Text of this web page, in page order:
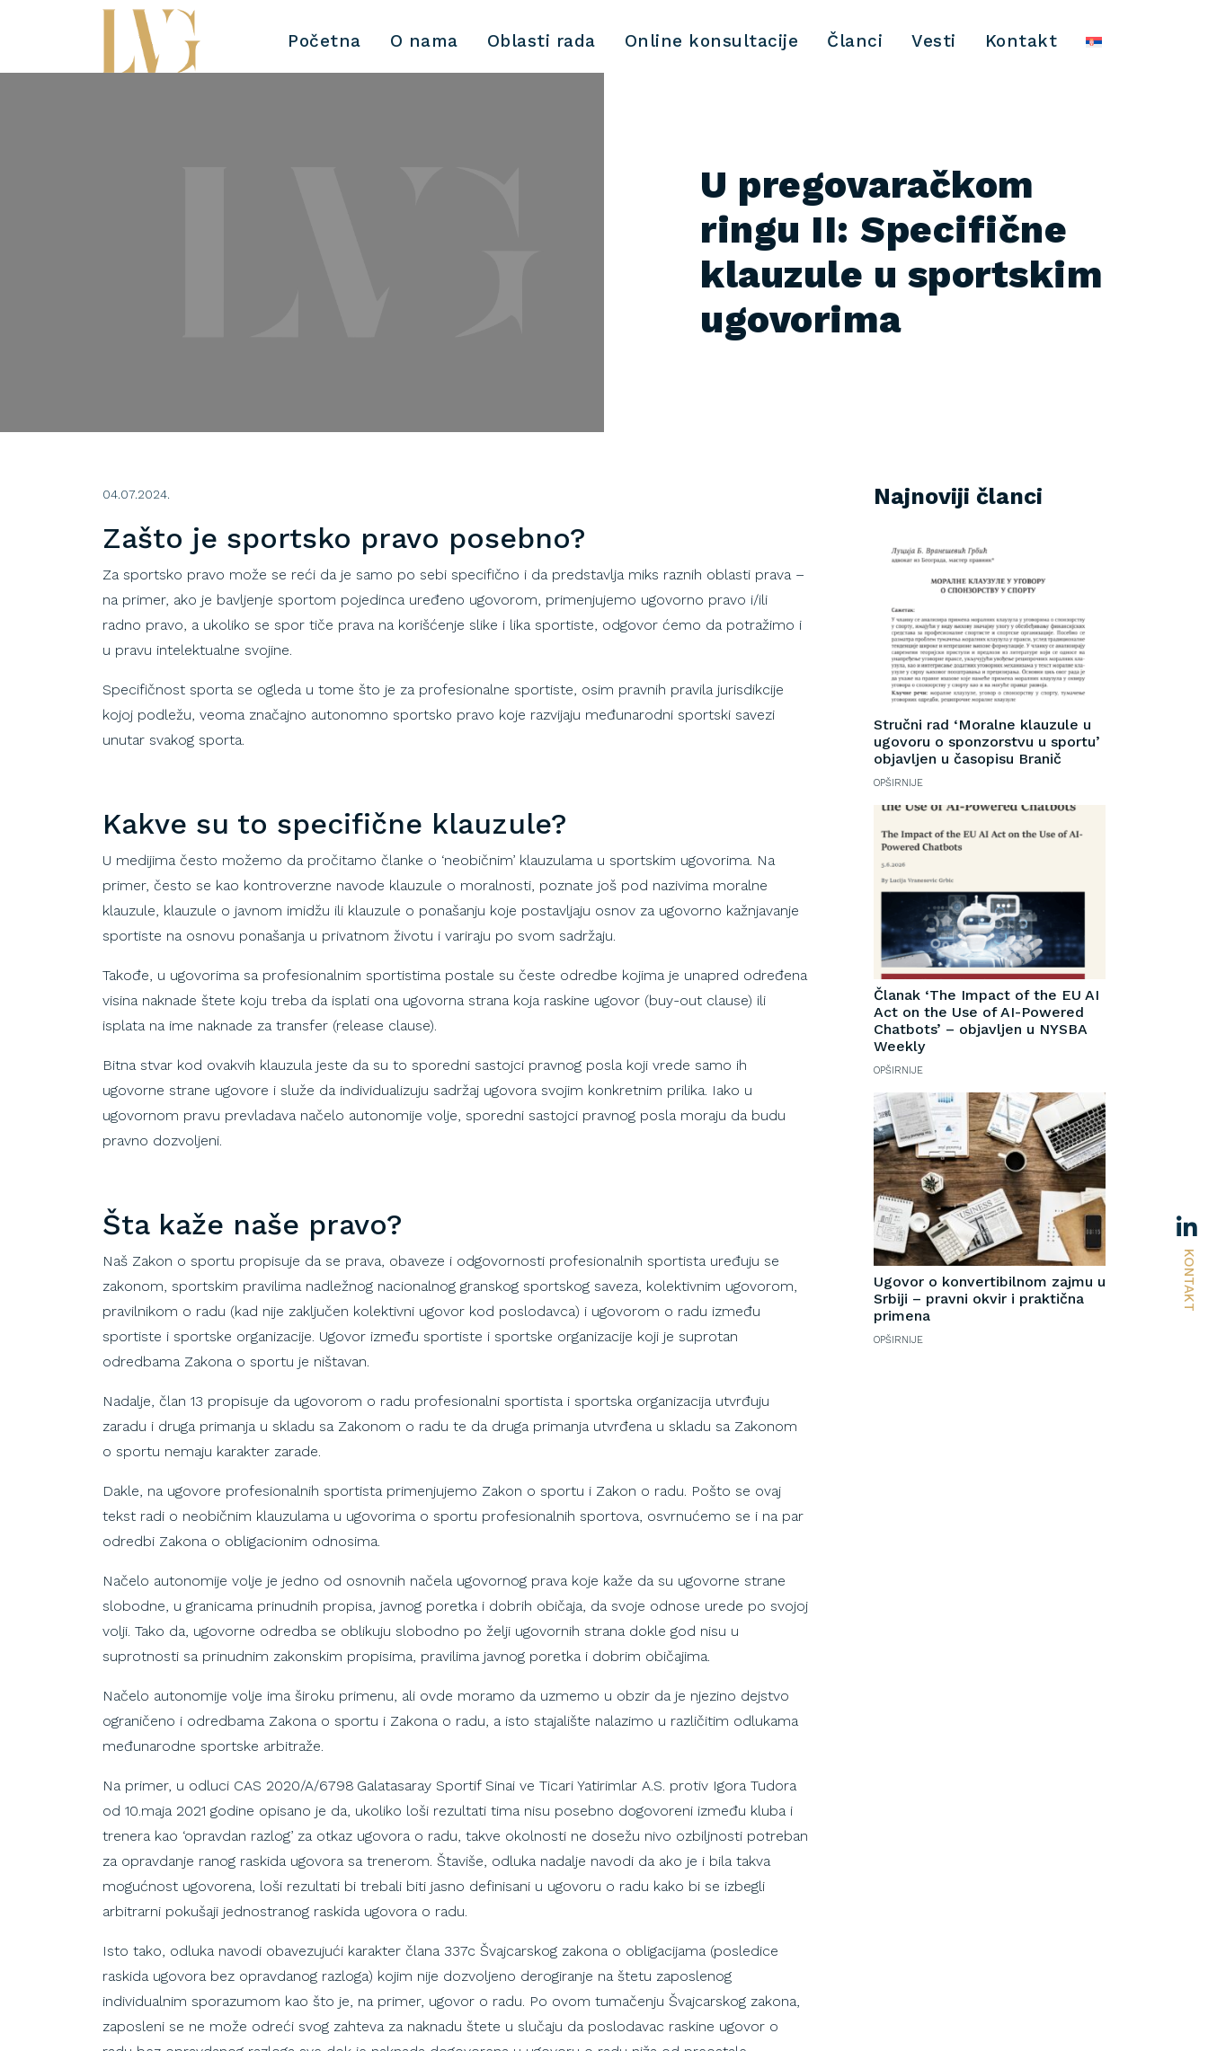
KONTAKT
Početna O nama Oblasti rada Online konsultacije Članci Vesti Kontakt
U pregovaračkom
ringu II: Specifične
klauzule u sportskim
ugovorima
04.07.2024.
Zašto je sportsko pravo posebno?
Za sportsko pravo može se reći da je samo po sebi specifično i da predstavlja miks raznih oblasti prava –
na primer, ako je bavljenje sportom pojedinca uređeno ugovorom, primenjujemo ugovorno pravo i/ili
radno pravo, a ukoliko se spor tiče prava na korišćenje slike i lika sportiste, odgovor ćemo da potražimo i
u pravu intelektualne svojine.
Specifičnost sporta se ogleda u tome što je za profesionalne sportiste, osim pravnih pravila jurisdikcije
kojoj podležu, veoma značajno autonomno sportsko pravo koje razvijaju međunarodni sportski savezi
unutar svakog sporta.
Kakve su to specifične klauzule?
U medijima često možemo da pročitamo članke o ‘neobičnim’ klauzulama u sportskim ugovorima. Na
primer, često se kao kontroverzne navode klauzule o moralnosti, poznate još pod nazivima moralne
klauzule, klauzule o javnom imidžu ili klauzule o ponašanju koje postavljaju osnov za ugovorno kažnjavanje
sportiste na osnovu ponašanja u privatnom životu i variraju po svom sadržaju.
Takođe, u ugovorima sa profesionalnim sportistima postale su česte odredbe kojima je unapred određena
visina naknade štete koju treba da isplati ona ugovorna strana koja raskine ugovor (buy-out clause) ili
isplata na ime naknade za transfer (release clause).
Bitna stvar kod ovakvih klauzula jeste da su to sporedni sastojci pravnog posla koji vrede samo ih
ugovorne strane ugovore i služe da individualizuju sadržaj ugovora svojim konkretnim prilika. Iako u
ugovornom pravu prevladava načelo autonomije volje, sporedni sastojci pravnog posla moraju da budu
pravno dozvoljeni.
Šta kaže naše pravo?
Naš Zakon o sportu propisuje da se prava, obaveze i odgovornosti profesionalnih sportista uređuju se
zakonom, sportskim pravilima nadležnog nacionalnog granskog sportskog saveza, kolektivnim ugovorom,
pravilnikom o radu (kad nije zaključen kolektivni ugovor kod poslodavca) i ugovorom o radu između
sportiste i sportske organizacije. Ugovor između sportiste i sportske organizacije koji je suprotan
odredbama Zakona o sportu je ništavan.
Nadalje, član 13 propisuje da ugovorom o radu profesionalni sportista i sportska organizacija utvrđuju
zaradu i druga primanja u skladu sa Zakonom o radu te da druga primanja utvrđena u skladu sa Zakonom
o sportu nemaju karakter zarade.
Dakle, na ugovore profesionalnih sportista primenjujemo Zakon o sportu i Zakon o radu. Pošto se ovaj
tekst radi o neobičnim klauzulama u ugovorima o sportu profesionalnih sportova, osvrnućemo se i na par
odredbi Zakona o obligacionim odnosima.
Načelo autonomije volje je jedno od osnovnih načela ugovornog prava koje kaže da su ugovorne strane
slobodne, u granicama prinudnih propisa, javnog poretka i dobrih običaja, da svoje odnose urede po svojoj
volji. Tako da, ugovorne odredba se oblikuju slobodno po želji ugovornih strana dokle god nisu u
suprotnosti sa prinudnim zakonskim propisima, pravilima javnog poretka i dobrim običajima.
Načelo autonomije volje ima široku primenu, ali ovde moramo da uzmemo u obzir da je njezino dejstvo
ograničeno i odredbama Zakona o sportu i Zakona o radu, a isto stajalište nalazimo u različitim odlukama
međunarodne sportske arbitraže.
Na primer, u odluci CAS 2020/A/6798 Galatasaray Sportif Sinai ve Ticari Yatirimlar A.S. protiv Igora Tudora
od 10.maja 2021 godine opisano je da, ukoliko loši rezultati tima nisu posebno dogovoreni između kluba i
trenera kao ‘opravdan razlog’ za otkaz ugovora o radu, takve okolnosti ne dosežu nivo ozbiljnosti potreban
za opravdanje ranog raskida ugovora sa trenerom. Štaviše, odluka nadalje navodi da ako je i bila takva
mogućnost ugovorena, loši rezultati bi trebali biti jasno definisani u ugovoru o radu kako bi se izbegli
arbitrarni pokušaji jednostranog raskida ugovora o radu.
Isto tako, odluka navodi obavezujući karakter člana 337c Švajcarskog zakona o obligacijama (posledice
raskida ugovora bez opravdanog razloga) kojim nije dozvoljeno derogiranje na štetu zaposlenog
individualnim sporazumom kao što je, na primer, ugovor o radu. Po ovom tumačenju Švajcarskog zakona,
zaposleni se ne može odreći svog zahteva za naknadu štete u slučaju da poslodavac raskine ugovor o
Najnoviji članci
Stručni rad ‘Moralne klauzule u
ugovoru o sponzorstvu u sportu’
objavljen u časopisu Branič
OPŠIRNIJE
Članak ‘The Impact of the EU AI
Act on the Use of AI-Powered
Chatbots’ – objavljen u NYSBA
Weekly
OPŠIRNIJE
Ugovor o konvertibilnom zajmu u
Srbiji – pravni okvir i praktična
primena
OPŠIRNIJE